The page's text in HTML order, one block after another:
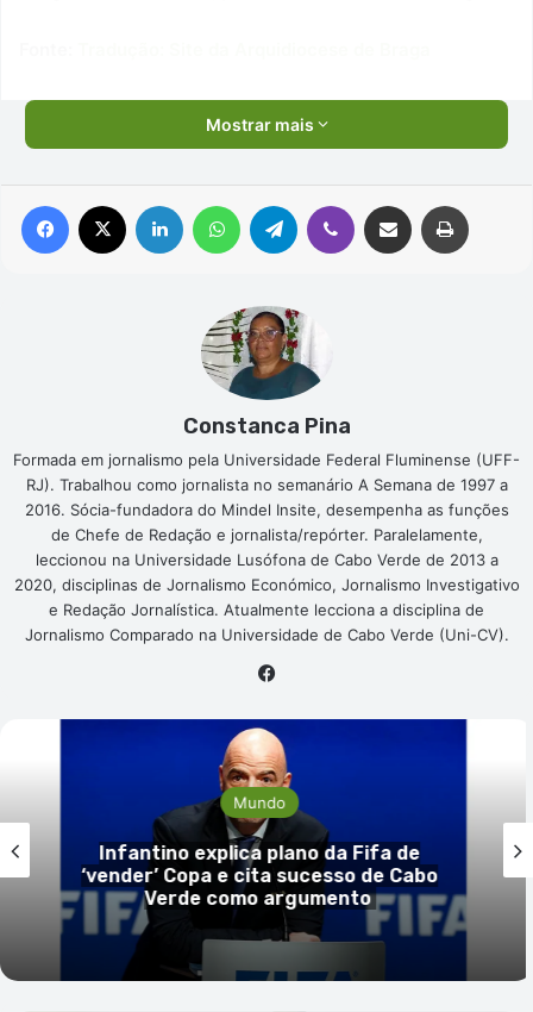
Mostrar mais
Facebook Linkedin WhatsAppTelegram Viber Compartilhar via e-mail
Constanca Pina
Formada em jornalismo pela Universidade Federal Fluminense (UFF-
RJ). Trabalhou como jornalista no semanário A Semana de 1997 a
2016. Sócia-fundadora do Mindel Insite, desempenha as funções
de Chefe de Redação e jornalista/repórter. Paralelamente,
leccionou na Universidade Lusófona de Cabo Verde de 2013 a
2020, disciplinas de Jornalismo Económico, Jornalismo Investigativo
e Redação Jornalística. Atualmente lecciona a disciplina de
Jornalismo Comparado na Universidade de Cabo Verde (Uni-CV).
explica plano da Fifa de
e cita sucesso de Cabo
como argumento